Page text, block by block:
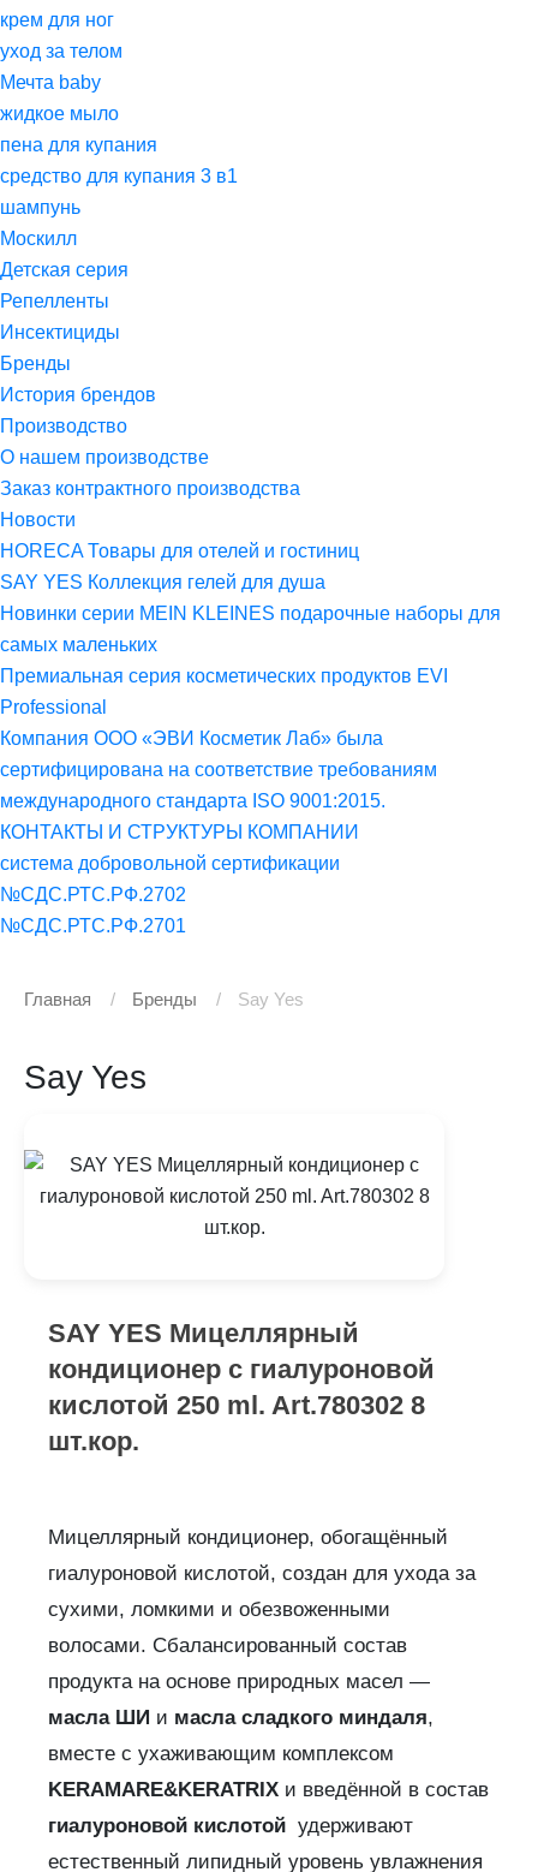
крем для ног
уход за телом
Мечта baby
жидкое мыло
пена для купания
средство для купания 3 в1
шампунь
Москилл
Детская серия
Репелленты
Инсектициды
Бренды
История брендов
Производство
О нашем производстве
Заказ контрактного производства
Новости
HORECA Товары для отелей и гостиниц
SAY YES Коллекция гелей для душа
Новинки серии MEIN KLEINES подарочные наборы для
самых маленьких
Премиальная серия косметических продуктов EVI
Professional
Компания ООО «ЭВИ Косметик Лаб» была
сертифицирована на соответствие требованиям
международного стандарта ISO 9001:2015.
КОНТАКТЫ И СТРУКТУРЫ КОМПАНИИ
система добровольной сертификации
№СДС.РТС.РФ.2702
№СДС.РТС.РФ.2701
Главная Бренды Say Yes
Say Yes
SAY YES Мицеллярный
кондиционер с гиалуроновой
кислотой 250 ml. Art.780302 8
шт.кор.
Мицеллярный кондиционер, обогащённый
гиалуроновой кислотой, создан для ухода за
сухими, ломкими и обезвоженными
волосами. Сбалансированный состав
продукта на основе природных масел —
масла ШИ и масла сладкого миндаля,
вместе с ухаживающим комплексом
KERAMARE&KERATRIX и введённой в состав
гиалуроновой кислотой удерживают
естественный липидный уровень увлажнения